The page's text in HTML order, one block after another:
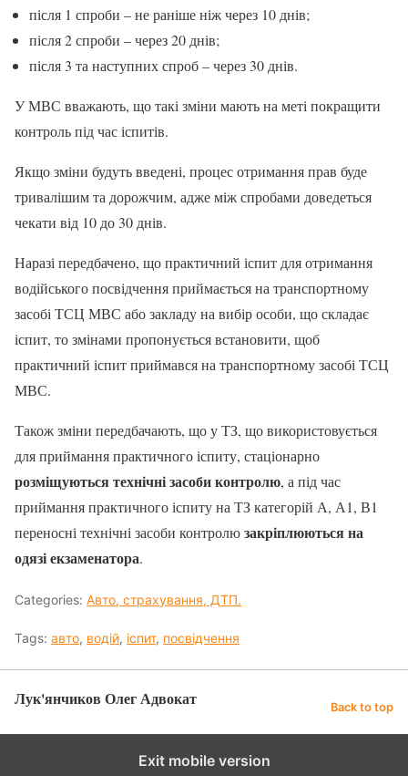
після 1 спроби – не раніше ніж через 10 днів;
після 2 спроби – через 20 днів;
після 3 та наступних спроб – через 30 днів.
У МВС вважають, що такі зміни мають на меті покращити
контроль під час іспитів.
Якщо зміни будуть введені, процес отримання прав буде
тривалішим та дорожчим, адже між спробами доведеться
чекати від 10 до 30 днів.
Наразі передбачено, що практичний іспит для отримання
водійського посвідчення приймається на транспортному
засобі ТСЦ МВС або закладу на вибір особи, що складає
іспит, то змінами пропонується встановити, щоб
практичний іспит приймався на транспортному засобі ТСЦ
МВС.
Також зміни передбачають, що у ТЗ, що використовується
для приймання практичного іспиту, стаціонарно
розміщуються технічні засоби контролю, а під час
приймання практичного іспиту на ТЗ категорій А, А1, В1
переносні технічні засоби контролюзакріплюються на
одязі екзаменатора.
Categories: Авто, страхування, ДТП.
Tags: авто, водій, іспит, посвідчення
Лук'янчиков Олег Адвокат Back to top
Exit mobile version